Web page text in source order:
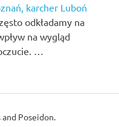
karcher Luboń
odkładamy na
na wygląd
…
and Poseidon.